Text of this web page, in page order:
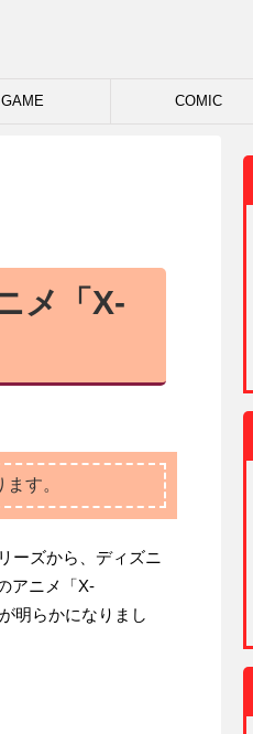
GAME COMIC
メ「X-
す。
ーズから、ディズニ
アニメ「X-
明らかになりまし